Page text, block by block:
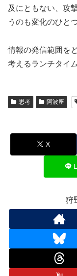
及にともない、攻
うのも変化のひと
情報の発信範囲を
考えるランチタイ
思考 阿波座
X
狩